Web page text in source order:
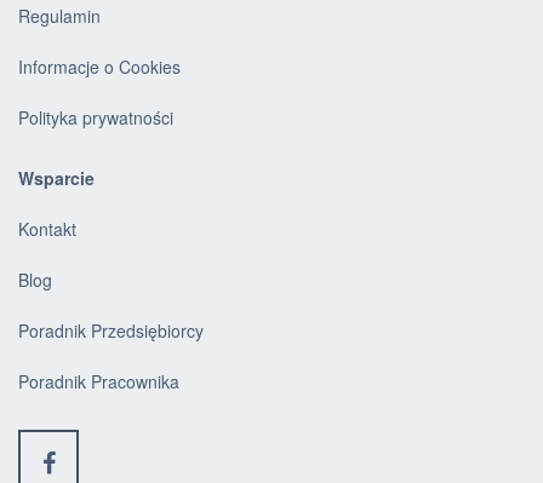
Regulamin
Informacje o Cookies
Polityka prywatności
Wsparcie
Kontakt
Blog
Poradnik Przedsiębiorcy
Poradnik Pracownika